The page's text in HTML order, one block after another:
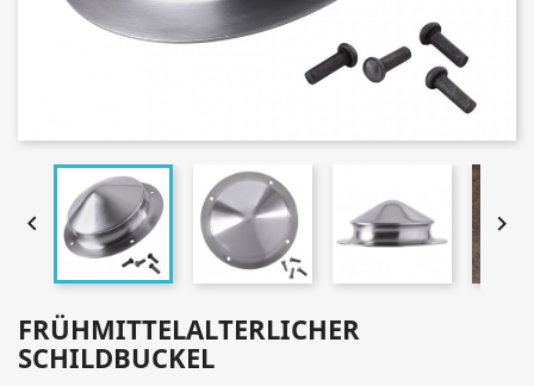
 
FRÜHMITTELALTERLICHER
SCHILDBUCKEL